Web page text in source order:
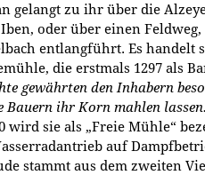
gelangt zu ihr über die
oder über einen
entlangführt. Es handelt
die erstmals 1297 als
gewährten den Inhabern
ihr Korn mahlen
wird sie als „Freie Mühle“
auf
stammt aus dem zweiten